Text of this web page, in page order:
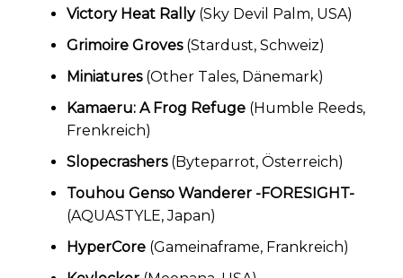
Victory Heat Rally(Sky Devil Palm, USA)
Grimoire Groves(Stardust, Schweiz)
Miniatures(Other Tales, Dänemark)
Kamaeru: A Frog Refuge(Humble Reeds,
Frenkreich)
Slopecrashers(Byteparrot, Österreich)
Touhou Genso Wanderer -FORESIGHT-
(AQUASTYLE, Japan)
HyperCore(Gameinaframe, Frankreich)